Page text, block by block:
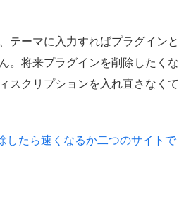
テーマに入力すればプラグインと
。将来プラグインを削除したくな
スクリプションを入れ直さなくて
たら速くなるか二つのサイトで